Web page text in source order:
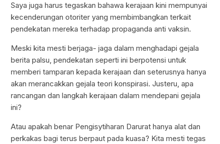
Saya juga harus tegaskan bahawa kerajaan kini mempunyai
kecenderungan otoriter yang membimbangkan terkait
pendekatan mereka terhadap propaganda anti vaksin.
Meski kita mesti berjaga- jaga dalam menghadapi gejala
berita palsu, pendekatan seperti ini berpotensi untuk
memberi tamparan kepada kerajaan dan seterusnya hanya
akan merancakkan gejala teori konspirasi. Justeru, apa
rancangan dan langkah kerajaan dalam mendepani gejala
ini?
Atau apakah benar Pengisytiharan Darurat hanya alat dan
perkakas bagi terus berpaut pada kuasa? Kita mesti tegas